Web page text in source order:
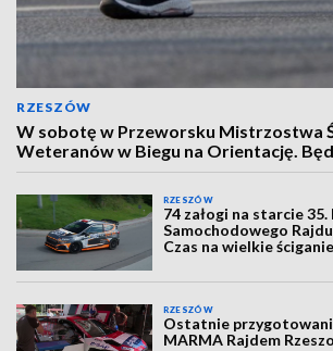
RZESZÓW
W sobotę w Przeworsku Mistrzostwa
Weteranów w Biegu na Orientację.
RZESZÓW
74 załogi na starcie 35.
Samochodowego
Czas na wielkie ściganie
RZESZÓW
Ostatnie
MARMA Rajdem